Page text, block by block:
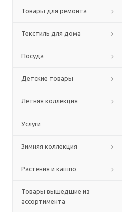
Товары для ремонта
Текстиль для дома
Посуда
Детские товары
Летняя коллекция
Услуги
Зимняя коллекция
Растения и кашпо
Товары вышедшие из
ассортимента